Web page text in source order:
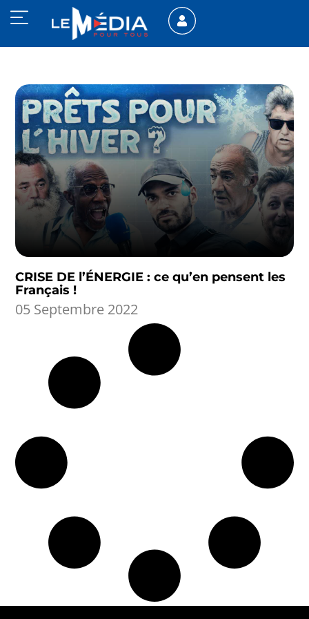
CRISE DE l’ÉNERGIE : ce qu’en pensent les
Français !
05 Septembre 2022